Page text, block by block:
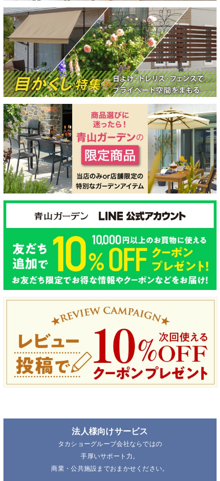
法人様向けサービス
タカショーグループ会社ならではの
手厚いサポート力。
商業・公共施設までおまかせください。